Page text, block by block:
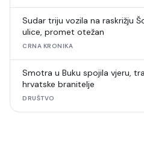
Sudar triju vozila na raskrižju
ulice, promet otežan
CRNA KRONIKA
Smotra u Buku spojila vjeru,
hrvatske branitelje
DRUŠTVO